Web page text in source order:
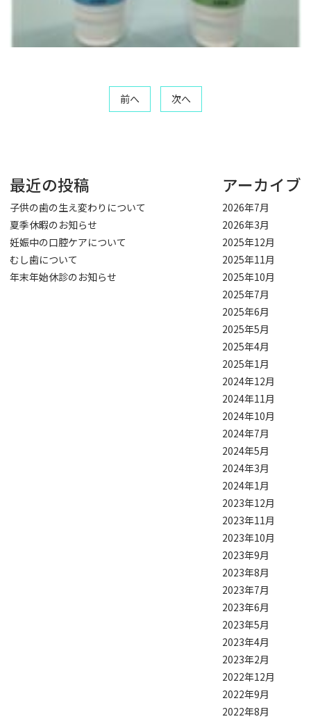
ー
シ
ョ
ン
前へ 次へ
最近の投稿
子供の歯の生え変わりについて
夏季休暇のお知らせ
妊娠中の口腔ケアについて
むし歯について
年末年始休診のお知らせ
アーカイブ
2026年7月
2026年3月
2025年12月
2025年11月
2025年10月
2025年7月
2025年6月
2025年5月
2025年4月
2025年1月
2024年12月
2024年11月
2024年10月
2024年7月
2024年5月
2024年3月
2024年1月
2023年12月
2023年11月
2023年10月
2023年9月
2023年8月
2023年7月
2023年6月
2023年5月
2023年4月
2023年2月
2022年12月
2022年9月
2022年8月